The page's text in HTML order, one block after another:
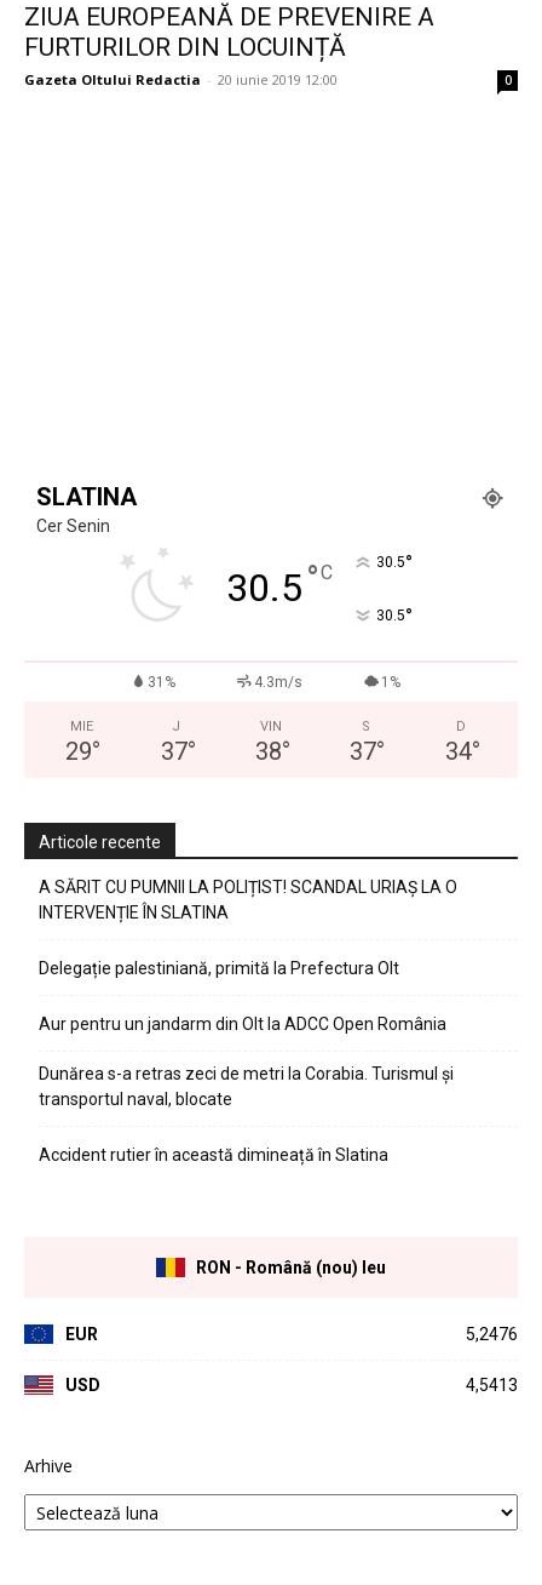
ZIUA EUROPEANĂ DE PREVENIRE A
FURTURILOR DIN LOCUINȚĂ
Gazeta Oltului Redactia - 20 iunie 2019 12:00 0
SLATINA
Cer Senin
30.5°C 30.5°
30.5°
31% 4.3m/s 1%
MIE
29°
J
37°
VIN
38°
S
37°
D
34°
Articole recente
A SĂRIT CU PUMNII LA POLIȚIST! SCANDAL URIAȘ LA O
INTERVENȚIE ÎN SLATINA
Delegație palestiniană, primită la Prefectura Olt
Aur pentru un jandarm din Olt la ADCC Open România
Dunărea s-a retras zeci de metri la Corabia. Turismul și
transportul naval, blocate
Accident rutier în această dimineață în Slatina
RON - Română (nou) leu
EUR 5,2476
USD 4,5413
Arhive